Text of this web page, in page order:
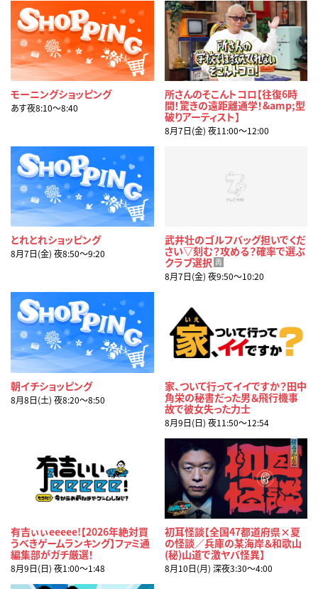
モーニングショッピング
あす夜8:10〜8:40
所さんのそこんトコロ【往復6時
間！驚きの遠距離通学！&amp;型
破りアーティスト】
8月7日(金) 夜11:00〜12:00
とれとれショッピング
8月7日(金) 夜8:50〜9:20
武井壮のゴルフバッグ担いでくだ
さい▽刻む？攻める？確率で選ぶ
クラブ選択 再
8月7日(金) 夜9:50〜10:20
朝イチショッピング
8月8日(土) 夜8:20〜8:50
家、ついて行ってイイですか？田中
角栄の秘書だった男＆飛行機事
故で彼女失った力士
8月9日(日) 夜11:50〜12:54
有吉ぃぃeeeee!【2026年絶対買
うべきゲームランキング】ファミ通
編集部がガチ厳選！
8月9日(日) 夜1:00〜1:48
初耳怪談【全国47都道府県×夏
の怪談／兵庫の某海岸＆和歌山
(秘)山道で激ヤバ怪異】
8月10日(月) 深夜3:30〜4:00